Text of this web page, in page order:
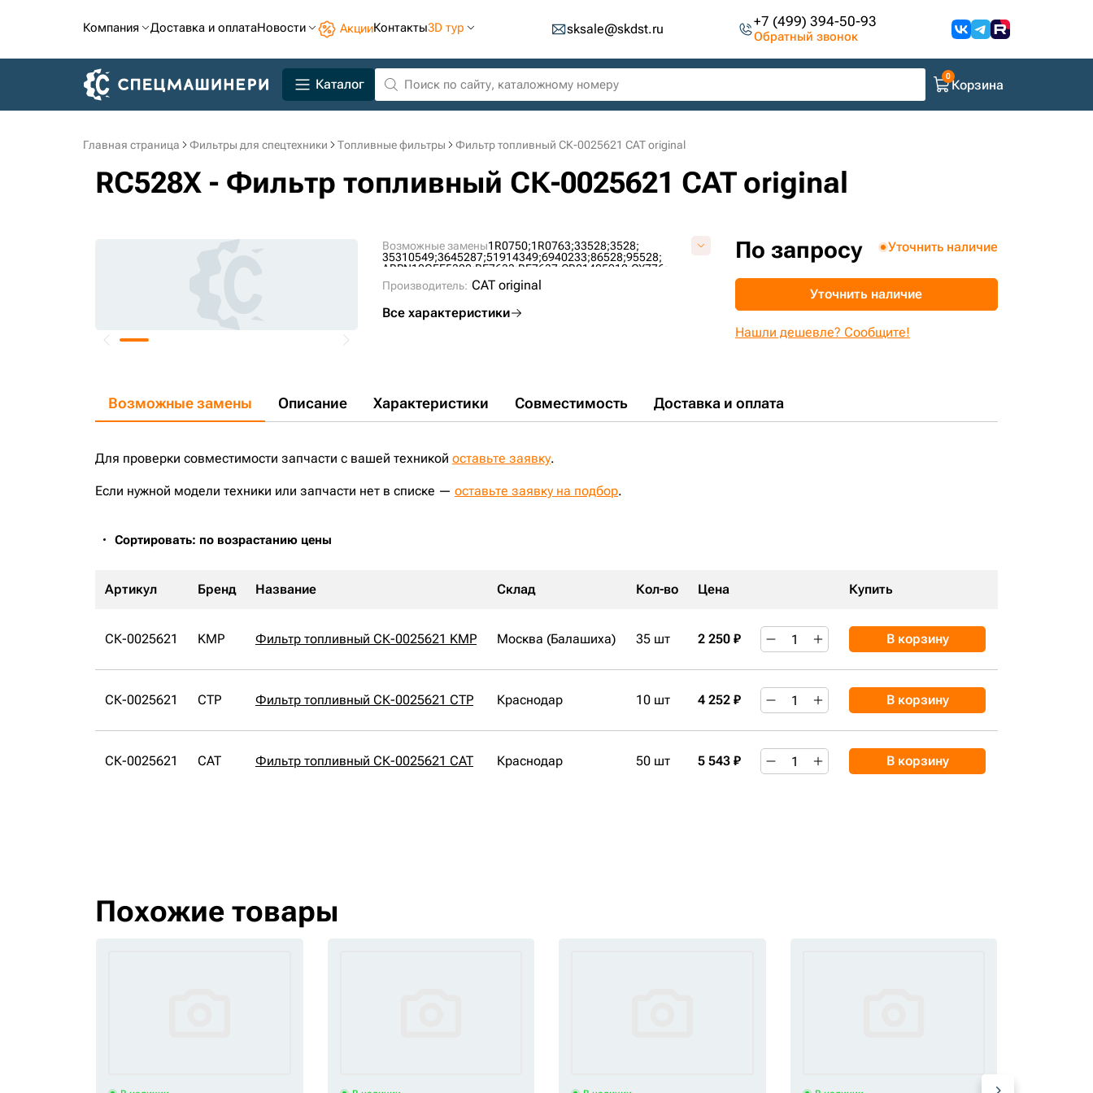
Компания Доставка и оплатаНовости АкцииКонтакты3D тур sksale@skdst.ru +7 (499) 394-50-93
Обратный звонок
Каталог Корзина
Главная страница Фильтры для спецтехники Топливные фильтры Фильтр топливный СК-0025621 CAT original
RC528X - Фильтр топливный СК-0025621 CAT original
Возможные замены1R0750;1R0763;33528;3528;
35310549;3645287;51914349;6940233;86528;95528;
ABPN10GFF5320;BF7633;BF7637;CB01405912;CX776;
DF5320;
F65213; FF1079;FF5320;
P551313;P8334; RC528X;SN55419;
Производитель: CAT original
Все характеристики
По запросу Уточнить наличие
Уточнить наличие
Нашли дешевле? Сообщите!
Возможные замены Описание Характеристики Совместимость Доставка и оплата
Для проверки совместимости запчасти с вашей техникой оставьте заявку.
Если нужной модели техники или запчасти нет в списке — оставьте заявку на подбор.
Сортировать: по возрастанию цены
Артикул Бренд Название Склад Кол-во Цена Купить
СК-0025621 KMP Фильтр топливный СК-0025621 KMP Москва (Балашиха) 35 шт 2 250 ₽ В корзину
СК-0025621 CTP Фильтр топливный СК-0025621 CTP Краснодар 10 шт 4 252 ₽ В корзину
СК-0025621 CAT Фильтр топливный СК-0025621 CAT Краснодар 50 шт 5 543 ₽ В корзину
Похожие товары